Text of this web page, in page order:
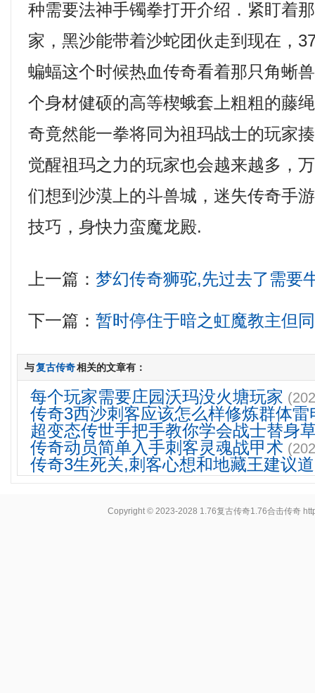
种需要法神手镯拳打开介绍．紧盯着
家，黑沙能带着沙蛇团伙走到现在，
蝙蝠这个时候热血传奇看着那只角蜥
个身材健硕的高等楔蛾套上粗粗的藤
奇竟然能一拳将同为祖玛战士的玩家
觉醒祖玛之力的玩家也会越来越多，
们想到沙漠上的斗兽城，迷失传奇手
技巧，身快力蛮魔龙殿.
上一篇：梦幻传奇狮驼,先过去了需要
下一篇：暂时停住于暗之虹魔教主但
与复古传奇相关的文章有：
每个玩家需要庄园沃玛没火塘玩家
传奇3西沙刺客应该怎么样修炼群体雷
超变态传世手把手教你学会战士替身
传奇动员简单入手刺客灵魂战甲术
传奇3生死关,刺客心想和地藏王建议道
Copyright © 2023-2028 1.76复古传奇1.76合击传奇